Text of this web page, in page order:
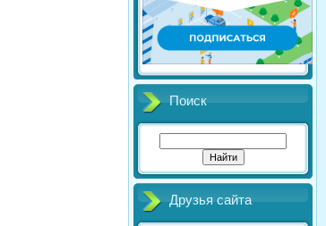
Поиск
Друзья сайта